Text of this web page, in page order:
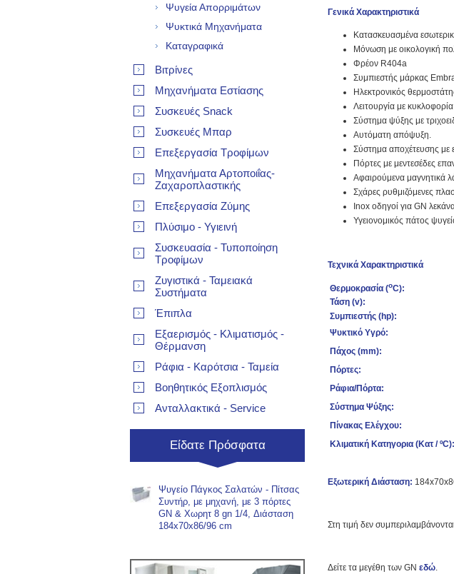
Γενικά Χαρακτηριστικά
Κατασκευασμένα
Μόνωση με οικολογική
Φρέον R404a
Συμπιεστής μάρκας
Ηλεκτρονικός
Λειτουργία με
Σύστημα ψύξης με
Αυτόματη απόψυξη.
Σύστημα αποχέτευσης με
Πόρτες με μεντεσέδες
Αφαιρούμενα μαγνητικά
Σχάρες ρυθμιζόμενες
Ιnox οδηγοί για GN
Υγειονομικός πάτος
Τεχνικά Χαρακτηριστικά
Θερμοκρασία (oC):
Τάση (v):
Συμπιεστής (hp):
Ψυκτικό Υγρό:
Πάχος (mm):
Πόρτες:
Ράφια/Πόρτα:
Σύστημα Ψύξης:
Πίνακας Ελέγχου:
Κλιματική Κατηγορια (Κατ / ºC):
Εξωτερική Διάσταση:
Στη τιμή δεν
Δείτε τα μεγέθη των GN εδώ.
Ψυγεία Απορριμάτων
Ψυκτικά Μηχανήματα
Καταγραφικά
Βιτρίνες
Μηχανήματα Εστίασης
Συσκευές Snack
Συσκευές Μπαρ
Επεξεργασία Τροφίμων
Μηχανήματα Αρτοποιΐας-
Ζαχαροπλαστικής
Επεξεργασία Ζύμης
Πλύσιμο - Υγιεινή
Συσκευασία - Τυποποίηση
Τροφίμων
Ζυγιστικά - Ταμειακά
Συστήματα
Έπιπλα
Εξαερισμός - Κλιματισμός -
Θέρμανση
Ράφια - Καρότσια - Ταμεία
Βοηθητικός Εξοπλισμός
Ανταλλακτικά - Service
Είδατε Πρόσφατα
Ψυγείο Πάγκος Σαλατών - Πίτσας
Συντήρ, με μηχανή, με 3 πόρτες
GN & Χωρητ 8 gn 1/4, Διάσταση
184x70x86/96 cm